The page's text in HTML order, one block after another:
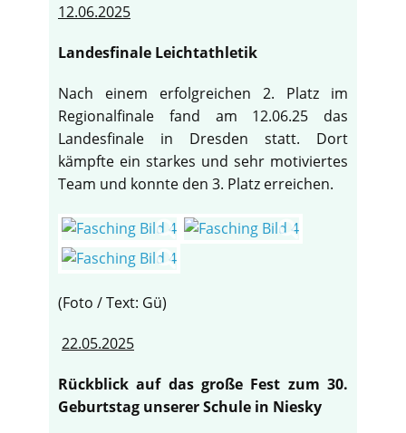
12.06.2025
Landesfinale Leichtathletik
Nach einem erfolgreichen 2. Platz im
Regionalfinale fand am 12.06.25 das
Landesfinale in Dresden statt. Dort
kämpfte ein starkes und sehr motiviertes
Team und konnte den 3. Platz erreichen.
(Foto / Text: Gü)
22.05.2025
Rückblick auf das große Fest zum 30.
Geburtstag unserer Schule in Niesky